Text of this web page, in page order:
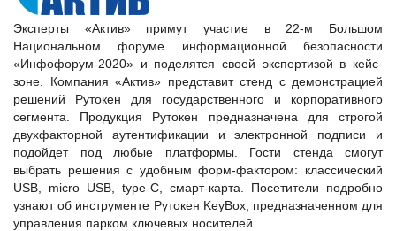
Эксперты «Актив» примут участие в 22-м Большом
Национальном форуме информационной безопасности
«Инфофорум-2020» и поделятся своей экспертизой в кейс-
зоне. Компания «Актив» представит стенд с демонстрацией
решений Рутокен для государственного и корпоративного
сегмента. Продукция Рутокен предназначена для строгой
двухфакторной аутентификации и электронной подписи и
подойдет под любые платформы. Гости стенда смогут
выбрать решения с удобным форм-фактором: классический
USB, micro USB, type-C, смарт-карта. Посетители подробно
узнают об инструменте Рутокен KeyBox, предназначенном для
управления парком ключевых носителей.